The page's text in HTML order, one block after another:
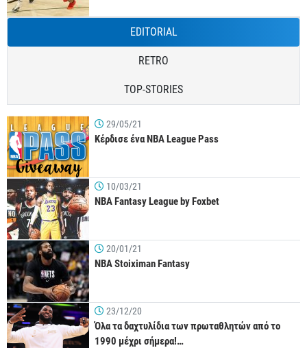
EDITORIAL
RETRO
TOP-STORIES
29/05/21
Κέρδισε ένα NBA League Pass
10/03/21
NBA Fantasy League by Foxbet
20/01/21
NBA Stoiximan Fantasy
23/12/20
Όλα τα δαχτυλίδια των πρωταθλητών από το
1990 μέχρι σήμερα!…